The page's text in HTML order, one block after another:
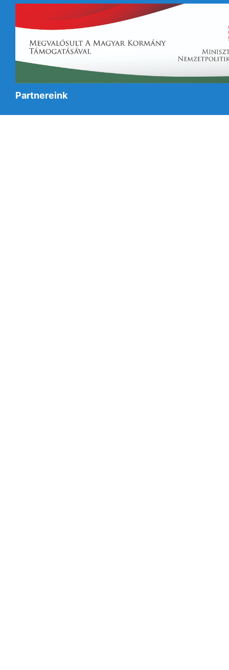
Partnereink